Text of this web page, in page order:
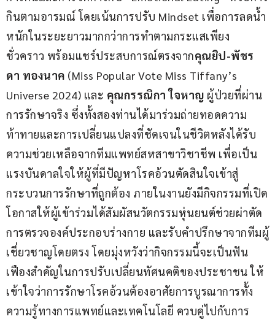
กินตามอารมณ์ โดยเน้นการปรับ Mindset เพื่อการลดน้ำ
หนักในระยะยาวมากกว่าการทำตามกระแสเพียง
ชั่วคราว พร้อมแชร์ประสบการณ์ตรงจากคุณยิป-พัชร
ดา ทองนาค (Miss Popular Vote Miss Tiffany’s
Universe 2024) และ คุณกรรณิกา ใจหาญ ผู้ป่วยที่ผ่าน
การรักษาจริง ซึ่งทั้งสองท่านได้มาร่วมถ่ายทอดความ
ท้าทายและการเปลี่ยนแปลงที่ชัดเจนในชีวิตหลังได้รับ
ความช่วยเหลือจากทีมแพทย์สหสาขาวิชาชีพ เพื่อเป็น
แรงบันดาลใจให้ผู้ที่มีปัญหาโรคอ้วนตัดสินใจเข้าสู่
กระบวนการรักษาที่ถูกต้อง ภายในงานยังมีกิจกรรมที่เปิด
โอกาสให้ผู้เข้าร่วมได้สัมผัสนวัตกรรมหุ่นยนต์ช่วยผ่าตัด
การตรวจองค์ประกอบร่างกาย และรับคำปรึกษาจากทีมผู้
เชี่ยวชาญโดยตรง โดยมุ่งหวังว่ากิจกรรมนี้จะเป็นฟัน
เฟืองสำคัญในการปรับเปลี่ยนทัศนคติของประชาชน ให้
เข้าใจว่าการรักษาโรคอ้วนต้องอาศัยการบูรณาการทั้ง
ความรู้ทางการแพทย์และเทคโนโลยี ควบคู่ไปกับการ